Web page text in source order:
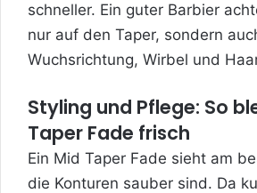
schneller. Ein guter Barbier
nur auf den Taper, sondern
Wuchsrichtung, Wirbel und
Styling und Pflege: So
Taper Fade frisch
Ein Mid Taper Fade sieht am
die Konturen sauber sind. Da